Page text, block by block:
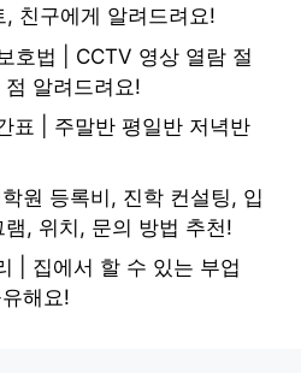
친구에게 알려드려요!
호법 | CCTV 영상 열람 절
알려드려요!
표 | 주말반 평일반 저녁반
원 등록비, 진학 컨설팅, 입
, 위치, 문의 방법 추천!
| 집에서 할 수 있는 부업
해요!